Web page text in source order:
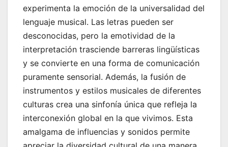
experimenta la emoción de la universalidad del
lenguaje musical. Las letras pueden ser
desconocidas, pero la emotividad de la
interpretación trasciende barreras lingüísticas
y se convierte en una forma de comunicación
puramente sensorial. Además, la fusión de
instrumentos y estilos musicales de diferentes
culturas crea una sinfonía única que refleja la
interconexión global en la que vivimos. Esta
amalgama de influencias y sonidos permite